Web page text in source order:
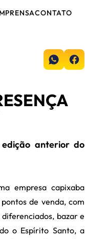
CONTATO
anterior do
empresa capixaba
de venda, com
bazar e
o Espírito Santo, a